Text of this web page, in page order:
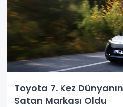
Toyota 7. Kez
Satan Markası Oldu